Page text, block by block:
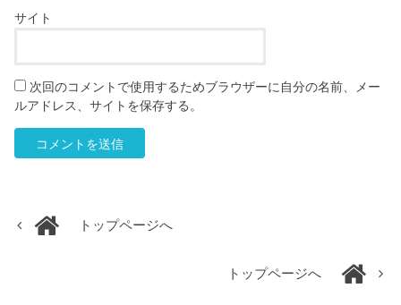
サイト
次回のコメントで使用するためブラウザーに自分の名前、メー
ルアドレス、サイトを保存する。
トップページへ
トップページへ